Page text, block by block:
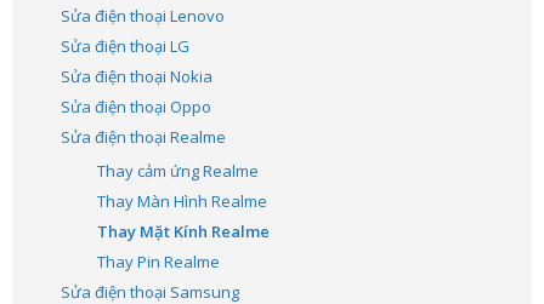
Sửa điện thoại Lenovo
Sửa điện thoại LG
Sửa điện thoại Nokia
Sửa điện thoại Oppo
Sửa điện thoại Realme
Thay cảm ứng Realme
Thay Màn Hình Realme
Thay Mặt Kính Realme
Thay Pin Realme
Sửa điện thoại Samsung